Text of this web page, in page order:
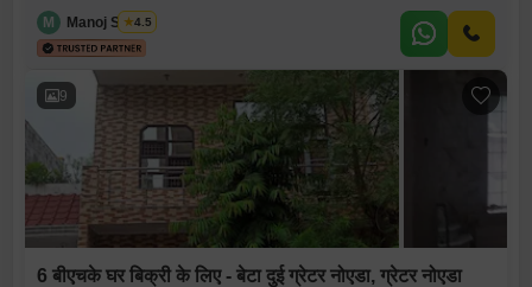
M Manoj Shukla
4.5
9
6 बीएचके घर बिक्री के लिए - बेटा दुई ग्रेटर नोएडा, ग्रेटर नोएडा